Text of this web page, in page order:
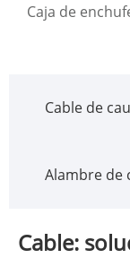
Caja de
Cable de
Alambre de
Cable: